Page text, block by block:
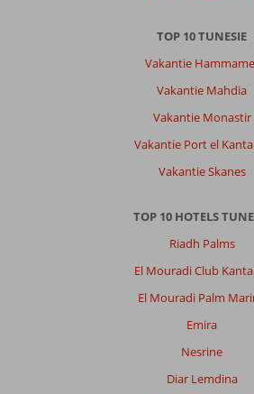
TOP 10 TUNESIE
Vakantie
Vakantie Mahdia
Vakantie Monastir
Vakantie Port el
Vakantie Skanes
TOP 10 HOTELS
Riadh Palms
El Mouradi Club
El Mouradi Palm
Emira
Nesrine
Diar Lemdina